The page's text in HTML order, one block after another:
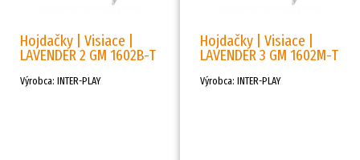
Hojdačky | Visiace |
LAVENDER 2 GM 1602B-T
Výrobca: INTER-PLAY
Hojdačky | Visiace |
LAVENDER 3 GM 1602M-T
Výrobca: INTER-PLAY